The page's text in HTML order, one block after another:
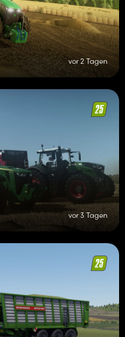
vor 2 Tagen
vor 3 Tagen